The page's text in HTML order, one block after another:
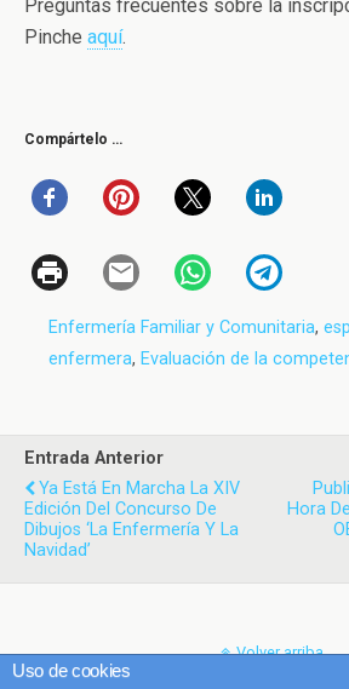
Preguntas frecuentes sobre la
Pinche aquí.
Compártelo …
Enfermería Familiar y Comunitaria,
enfermera, Evaluación de la
Entrada Anterior
Ya Está En Marcha La XIV
Edición Del Concurso De
Dibujos ‘La Enfermería Y La
Navidad’
Hora
Volver arriba
Uso de cookies